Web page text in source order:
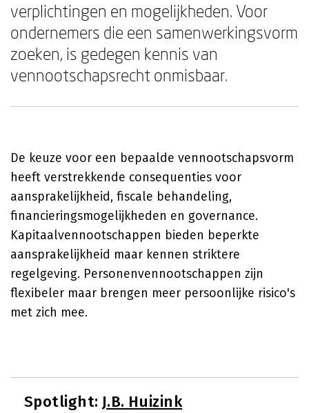
verplichtingen en mogelijkheden. Voor
ondernemers die een samenwerkingsvorm
zoeken, is gedegen kennis van
vennootschapsrecht onmisbaar.
De keuze voor een bepaalde vennootschapsvorm
heeft verstrekkende consequenties voor
aansprakelijkheid, fiscale behandeling,
financieringsmogelijkheden en governance.
Kapitaalvennootschappen bieden beperkte
aansprakelijkheid maar kennen striktere
regelgeving. Personenvennootschappen zijn
flexibeler maar brengen meer persoonlijke risico's
met zich mee.
Spotlight: J.B. Huizink